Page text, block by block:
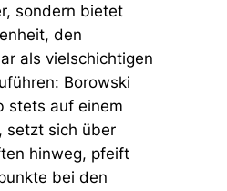
sondern bietet
den
als vielschichtigen
Borowski
stets auf einem
setzt sich über
hinweg, pfeift
bei den